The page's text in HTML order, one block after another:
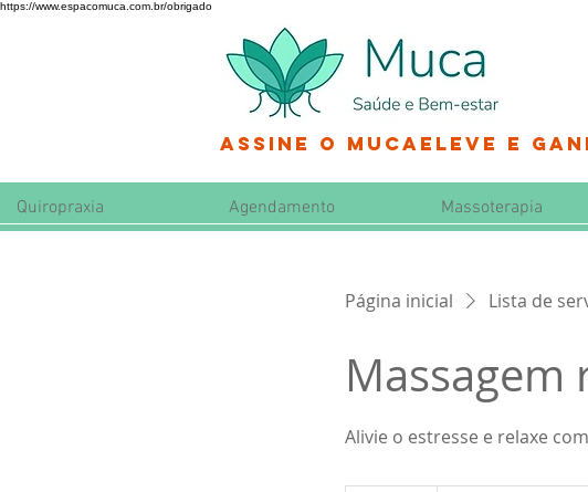
https://www.espacomuca.com.br/obrigado
Assine o MucaEleve e
Quiropraxia Agendamento Massoterapia
Página inicial Lista de
Massagem
Alivie o estresse e relaxe